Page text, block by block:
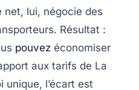
net, lui, négocie des
Résultat :
pouvez économiser
aux tarifs de La
unique, l’écart est